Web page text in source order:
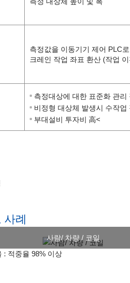
측정값을 이동기기 제어 PLC
크레인 작업 좌표 환산 (작업
측정대상에 대한 표준화 관리
비정형 대상체 발생시 수작업
부대설비 투자비 高<
사례
사람/ 차량 / 코일
: 적중율 98% 이상